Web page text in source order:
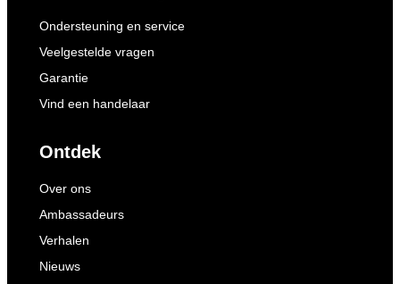
Ondersteuning en service
Veelgestelde vragen
Garantie
Vind een handelaar
Ontdek
Over ons
Ambassadeurs
Verhalen
Nieuws